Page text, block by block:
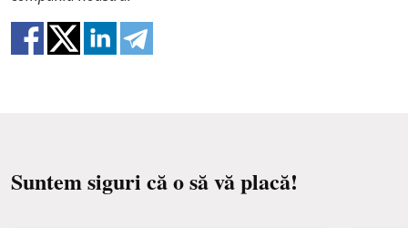
sau la două zile.
Suntem siguri că o să vă placă!